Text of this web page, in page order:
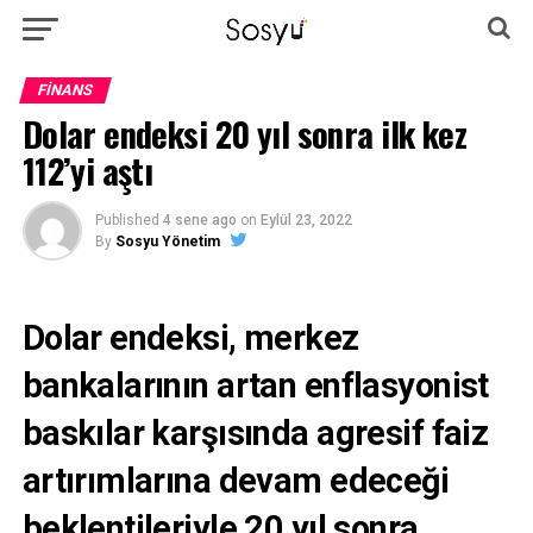
FINANS
Dolar endeksi 20 yıl sonra ilk kez
112’yi aştı
Published 4 sene ago on Eylül 23, 2022
By Sosyu Yönetim
Dolar endeksi, merkez
bankalarının artan enflasyonist
baskılar karşısında agresif faiz
artırımlarına devam edeceği